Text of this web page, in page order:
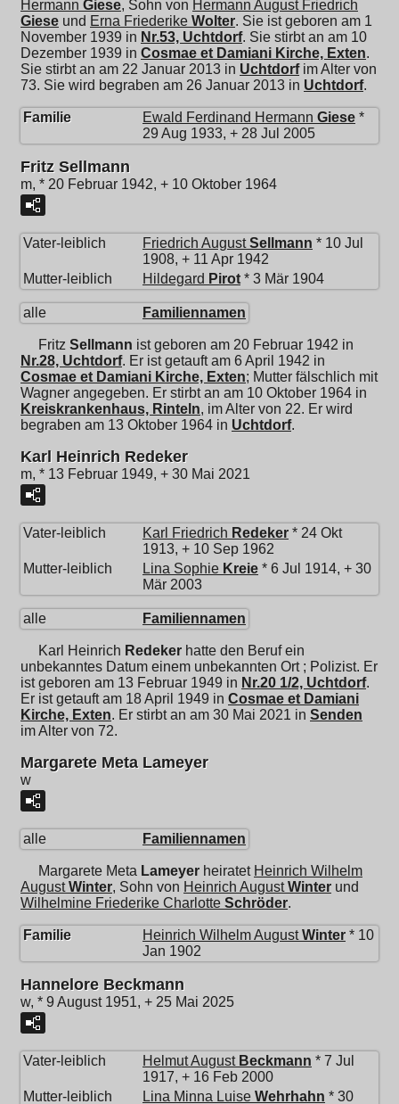
Hermann Giese, Sohn von Hermann August Friedrich
Giese und Erna Friederike Wolter. Sie ist geboren am 1
November 1939 in Nr.53, Uchtdorf. Sie stirbt an am 10
Dezember 1939 in Cosmae et Damiani Kirche, Exten.
Sie stirbt an am 22 Januar 2013 in Uchtdorfim Alter von
73. Sie wird begraben am 26 Januar 2013 in Uchtdorf.
Familie Ewald Ferdinand Hermann Giese *
29 Aug 1933, + 28 Jul 2005
Fritz Sellmann
m, * 20 Februar 1942, + 10 Oktober 1964
Vater-leiblich Friedrich August Sellmann * 10 Jul
1908, + 11 Apr 1942
Mutter-leiblich
Hildegard Pirot * 3 Mär 1904
alle Familiennamen
Fritz Sellmann ist geboren am 20 Februar 1942 in
Nr.28, Uchtdorf. Er ist getauft am 6 April 1942 in
Cosmae et Damiani Kirche, Exten; Mutter fälschlich mit
Wagner angegeben. Er stirbt an am 10 Oktober 1964 in
Kreiskrankenhaus, Rinteln, im Alter von 22. Er wird
begraben am 13 Oktober 1964 in Uchtdorf.
Karl Heinrich Redeker
m, * 13 Februar 1949, + 30 Mai 2021
Vater-leiblich Karl Friedrich Redeker * 24 Okt
1913, + 10 Sep 1962
Mutter-leiblich
Lina Sophie Kreie * 6 Jul 1914, + 30
Mär 2003
alle Familiennamen
Karl Heinrich Redeker hatte den Beruf ein
unbekanntes Datum einem unbekannten Ort ; Polizist. Er
ist geboren am 13 Februar 1949 in Nr.20 1/2, Uchtdorf.
Er ist getauft am 18 April 1949 in Cosmae et Damiani
Kirche, Exten. Er stirbt an am 30 Mai 2021 in Senden
im Alter von 72.
Margarete Meta Lameyer
w
alle Familiennamen
Margarete Meta Lameyer heiratet Heinrich Wilhelm
August Winter, Sohn von Heinrich August Winter und
Wilhelmine Friederike Charlotte Schröder.
Familie Heinrich Wilhelm August Winter * 10
Jan 1902
Hannelore Beckmann
w, * 9 August 1951, + 25 Mai 2025
Vater-leiblich Helmut August Beckmann * 7 Jul
1917, + 16 Feb 2000
Mutter-leiblich
Lina Minna Luise Wehrhahn * 30